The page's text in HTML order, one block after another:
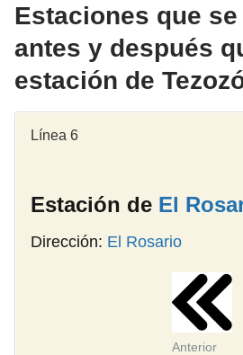
Estaciones que
antes y después
estación de
Línea 6
Estación de El
Dirección: El Rosario
Anterior